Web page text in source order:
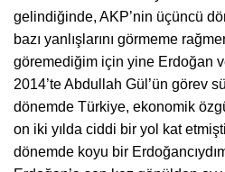
gelindiğinde, AKP’nin üçüncü
bazı yanlışlarını görmeme
göremediğim için yine Erdoğan
2014’te Abdullah Gül’ün görev
dönemde Türkiye, ekonomik
on iki yılda ciddi bir yol kat
dönemde koyu bir